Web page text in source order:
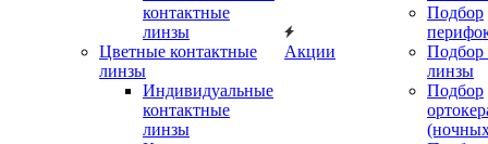
контактные
линзы
Цветные контактные
линзы
Индивидуальные
контактные
линзы
Акции
Подбор
Подбор
линзы
Подбор